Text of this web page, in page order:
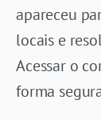
apareceu
locais e
Acessar o
forma